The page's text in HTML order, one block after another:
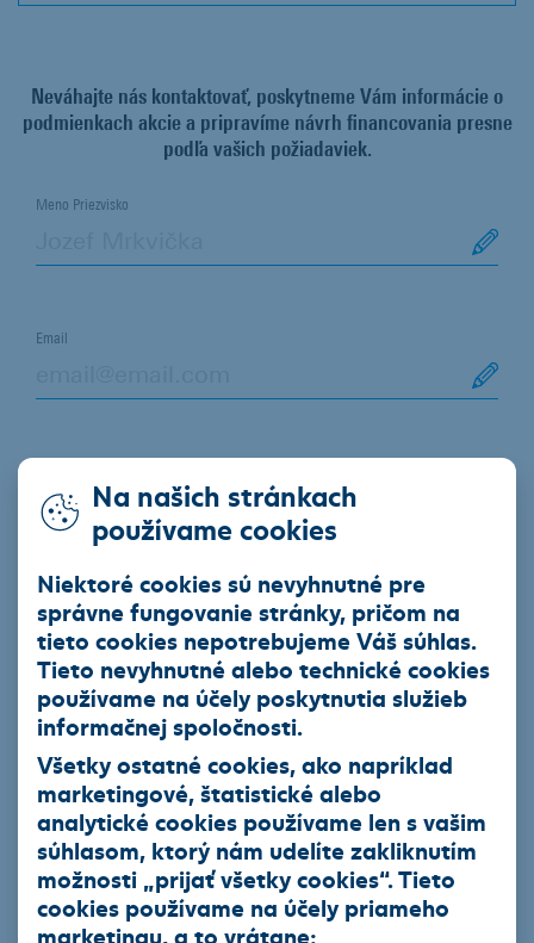
Neváhajte nás kontaktovať, poskytneme Vám informácie o
podmienkach akcie a pripravíme návrh financovania presne
podľa vašich požiadaviek.
Meno Priezvisko
Email
Zaujíma vás prečo
potrebujeme PSČ?
Mesto
Zaujíma vás prečo
potrebujeme IČO?
Správa - Počet Zostávajúcich Znakov 1000
Na našich stránkach
používame cookies
Niektoré cookies sú nevyhnutné pre
správne fungovanie stránky, pričom na
tieto cookies nepotrebujeme Váš súhlas.
Tieto nevyhnutné alebo technické cookies
používame na účely poskytnutia služieb
informačnej spoločnosti.
Všetky ostatné cookies, ako napríklad
marketingové, štatistické alebo
analytické cookies používame len s vašim
súhlasom, ktorý nám udelíte zakliknutím
možnosti „ prijať všetky cookies“. Tieto
cookies používame naúčely priameho
marketingu, a to vrátane: